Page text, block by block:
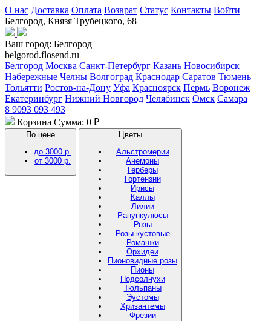
О нас Доставка Оплата Возврат Статус Контакты Войти
Белгород, Князя Трубецкого, 68
Ваш город: Белгород
belgorod.flosend.ru
Белгород Москва Санкт-Петербург Казань Новосибирск
Набережные Челны Волгоград Краснодар Саратов Тюмень
Тольятти Ростов-на-Дону Уфа Красноярск Пермь Воронеж
Екатеринбург Нижний Новгород Челябинск Омск Самара
8 9093 093 493
Корзина Сумма: 0 ₽
По цене
до 3000 р.
от 3000 р.
Цветы
Альстромерии
Анемоны
Герберы
Гортензии
Ирисы
Каллы
Лилии
Ранункулюсы
Розы
Розы кустовые
Ромашки
Орхидеи
Пионовидные розы
Пионы
Подсолнухи
Тюльпаны
Эустомы
Хризантемы
Фрезии